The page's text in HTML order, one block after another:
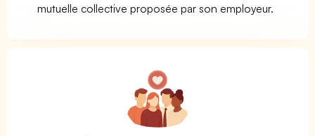
mutuelle collective proposée par son employeur.